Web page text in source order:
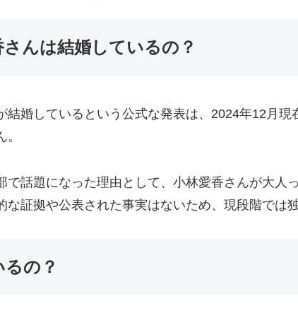
んは結婚しているの？
結婚しているという公式な発表は、2024年12月
で話題になった理由として、小林愛香さんが大
な証拠や公表された事実はないため、現段階では
の？